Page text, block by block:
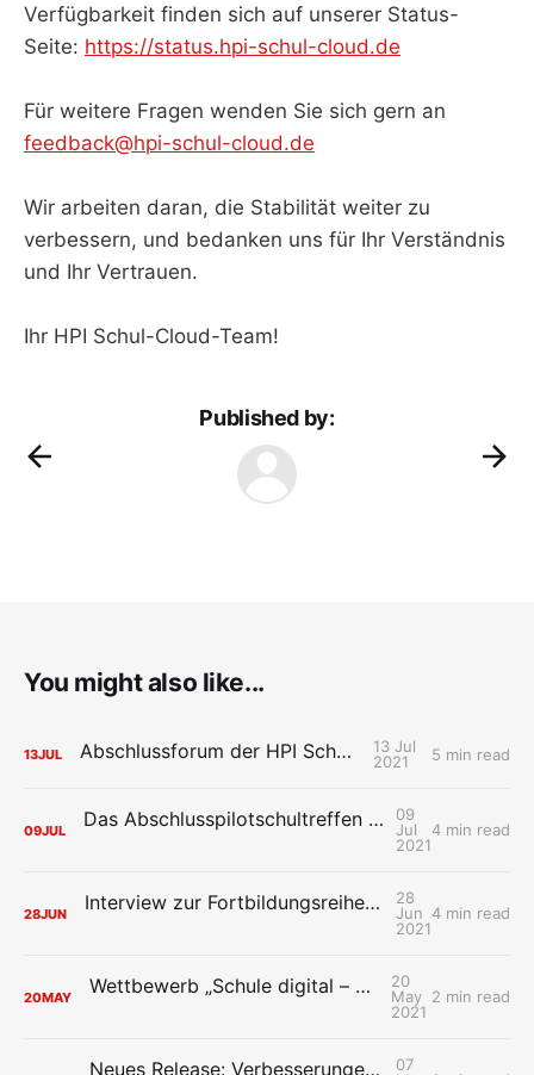
Verfügbarkeit finden sich auf unserer Status-
Seite: https://status.hpi-schul-cloud.de
Für weitere Fragen wenden Sie sich gern an
feedback@hpi-schul-cloud.de
Wir arbeiten daran, die Stabilität weiter zu
verbessern, und bedanken uns für Ihr Verständnis
und Ihr Vertrauen.
Ihr HPI Schul-Cloud-Team!
Published by:
You might also like...
13JUL Abschlussforum der HPI Schul-Cloud
13 Jul
2021
5 min read
09JUL Das Abschlusspilotschultreffen der HPI Schul-Cloud: Wiedersehen macht Freude
09
Jul
2021
4 min read
28JUN Interview zur Fortbildungsreihe der HPI Schul-Cloud „Mit Design Thinking neue Ideen für die digitale Schule entwerfen“
28
Jun
2021
4 min read
20MAY Wettbewerb „Schule digital – so geht’s!“ startet
20
May
2021
2 min read
Neues Release: Verbesserungen im Verwaltungsbereich
07